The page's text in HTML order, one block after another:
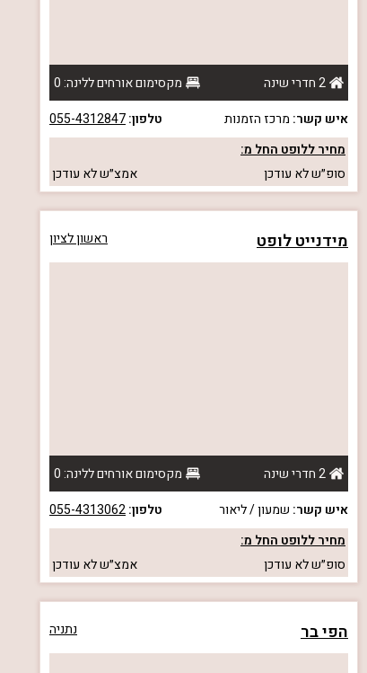
2 חדרי שינה
מקסימום אורחים ללינה: 0
איש קשר: מרכז הזמנות טלפון:055-4312847
מחיר ללופט החל מ:
סופ״שלא עודכן אמצ״שלא עודכן
מידנייט לופט ראשון לציון
2 חדרי שינה
מקסימום אורחים ללינה: 0
איש קשר: שמעון / ליאור טלפון:055-4313062
מחיר ללופט החל מ:
סופ״שלא עודכן אמצ״שלא עודכן
הפי בר נתניה